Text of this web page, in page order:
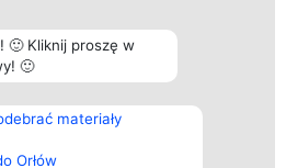
🙂 Kliknij proszę w
🙂
materiały
Orłów
Plebiscyt
Laureaci
wszystkich
Kontakt
Kontakt